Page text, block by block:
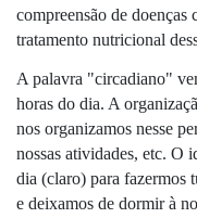
compreensão de doenças
tratamento nutricional
A palavra "circadiano"
horas do dia. A
nos organizamos nesse
nossas atividades, etc. O
dia (claro) para fazermos
e deixamos de dormir à